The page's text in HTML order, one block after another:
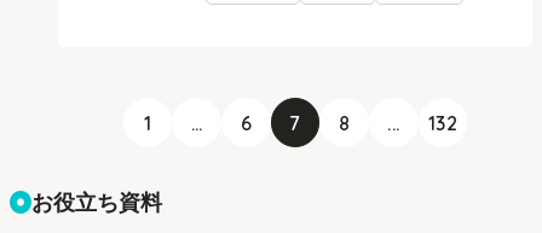
1 ... 6 7 8 ... 132
お役立ち資料